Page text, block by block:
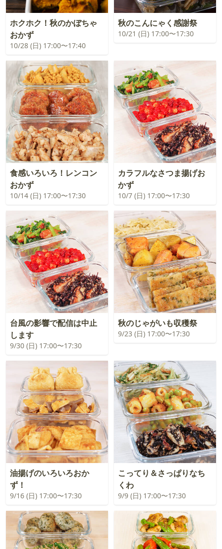
ホクホク！秋のかぼちゃ
おかず
10/28 (日) 17:00〜17:40
秋のこんにゃく感謝祭
10/21 (日) 17:00〜17:30
食感いろいろ！レンコン
おかず
10/14 (日) 17:00〜17:30
カラフルなさつま揚げお
かず
10/7 (日) 17:00〜17:30
台風の影響で配信は中止
します
9/30 (日) 17:00〜17:30
秋のじゃがいも収穫祭
9/23 (日) 17:00〜17:30
油揚げのいろいろおか
ず！
9/16 (日) 17:00〜17:30
こってり＆さっぱりなち
くわ
9/9 (日) 17:00〜17:30